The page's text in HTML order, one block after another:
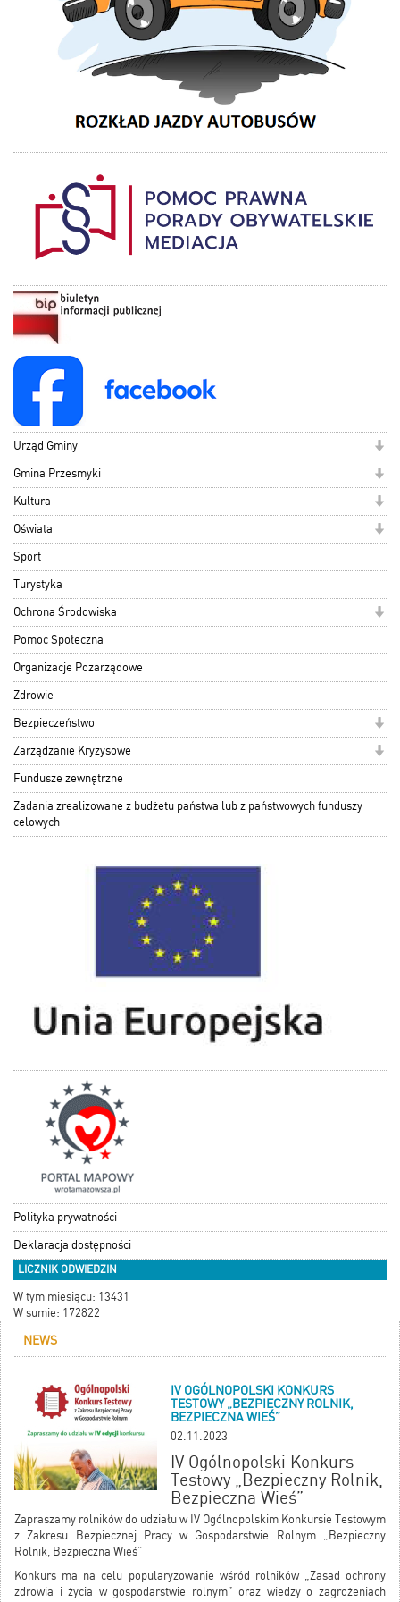
Urząd Gminy
Gmina Przesmyki
Kultura
Oświata
Sport
Turystyka
Ochrona Środowiska
Pomoc Społeczna
Organizacje Pozarządowe
Zdrowie
Bezpieczeństwo
Zarządzanie Kryzysowe
Fundusze zewnętrzne
Zadania zrealizowane z budżetu państwa lub z państwowych funduszy
celowych
Polityka prywatności
Deklaracja dostępności
LICZNIK ODWIEDZIN
W tym miesiącu: 13431
W sumie: 172822
NEWS
IV OGÓLNOPOLSKI KONKURS
TESTOWY „BEZPIECZNY ROLNIK,
BEZPIECZNA WIEŚ”
02.11.2023
IV Ogólnopolski Konkurs
Testowy „Bezpieczny Rolnik,
Bezpieczna Wieś”
Zapraszamy rolników do udziału w IV Ogólnopolskim Konkursie Testowym
z Zakresu Bezpiecznej Pracy w Gospodarstwie Rolnym „Bezpieczny
Rolnik, Bezpieczna Wieś”
Konkurs ma na celu popularyzowanie wśród rolników „Zasad ochrony
zdrowia i życia w gospodarstwie rolnym” oraz wiedzy o zagrożeniach